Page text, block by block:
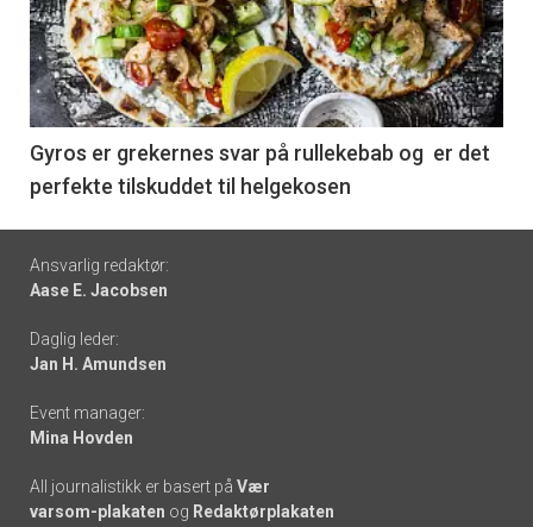
nå
-
6
Gyros er grekernes svar på rullekebab og er det
perfekte tilskuddet til helgekosen
Footer
-
links
Ansvarlig redaktør:
Aase E. Jacobsen
Daglig leder:
Jan H. Amundsen
Event manager:
Mina Hovden
All journalistikk er basert på Vær
varsom-plakaten og Redaktørplakaten